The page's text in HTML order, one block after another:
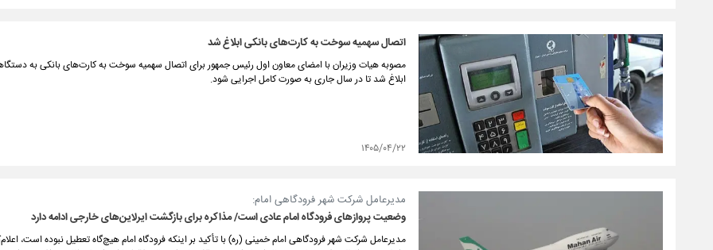
اتصال سهمیه سوخت به کارت‌های بانکی ابلاغ شد
مصوبه هیات وزیران با امضای معاون اول رئیس جمهور برای اتصال سهمیه سوخت به کارت‌های بانکی به
ابلاغ شد تا در سال جاری به صورت کامل اجرایی شود.
۱۴۰۵/۰۴/۲۲
مدیرعامل شرکت شهر فرودگاهی امام:
وضعیت پروازهای فرودگاه امام عادی است/ مذاکره برای بازگشت ایرلاین‌های خارجی ادامه دارد
مدیرعامل شرکت شهر فرودگاهی امام خمینی (ره) با تأکید بر اینکه فرودگاه امام هیچ‌گاه تعطیل نبوده است،